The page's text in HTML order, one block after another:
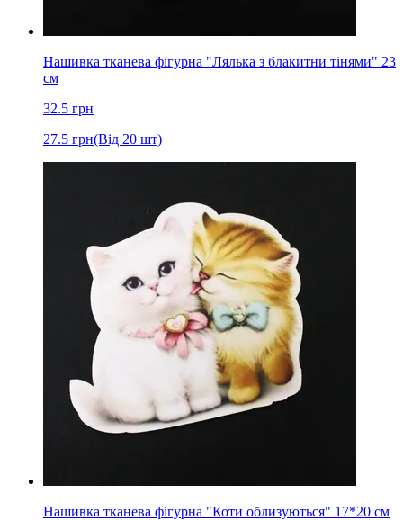
Нашивка тканева фігурна "Лялька з блакитни тінями" 23
см
32.5 грн
27.5 грн(Від 20 шт)
Нашивка тканева фігурна "Коти облизуються" 17*20 см